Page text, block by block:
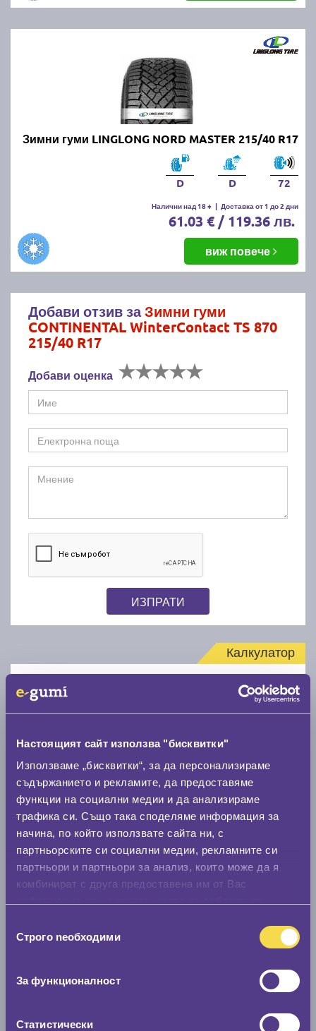
Настоящият сайт използва "бисквитки"
Използваме „бисквитки“, за да персонализираме
съдържанието и рекламите, да предоставяме
функции на социални медии и да анализираме
трафика си. Също така споделяме информация за
начина, по който използвате сайта ни, с
партньорските си социални медии, рекламните си
партньори и партньори за анализ, които може да я
комбинират с друга предоставена им от Вас
наСтрого nеобходими
За функционалност
Статистически
Зимни гуми LINGLONG NORD MASTER 215/40 R17
D D 72
Налични над 18 + | Доставка от 1 до 2 дни
61.03 € / 119.36 лв.
виж повече
Добави отзив заЗимни гуми
CONTINENTAL WinterContact TS 870
215/40 R17
Добави оценка
ИЗПРАТИ
Калкулатор
Нов размер